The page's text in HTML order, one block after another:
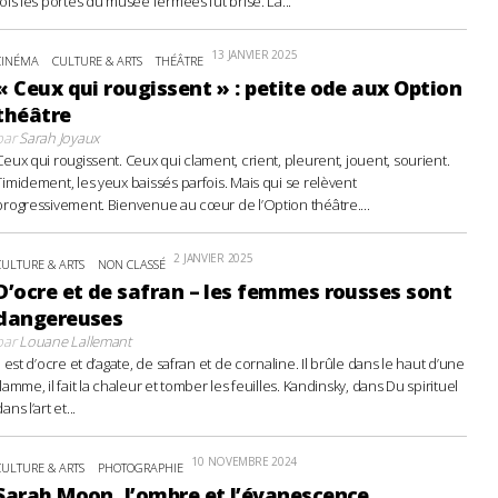
CULTURE & ARTS THÉÂTRE 13 JANVIER 2025
Ceux qui rougissent » : petite ode aux Option
Sarah Joyaux
qui rougissent. Ceux qui clament, crient, pleurent, jouent, sourient.
les yeux baissés parfois. Mais qui se relèvent
Bienvenue au cœur de l’Option théâtre....
& ARTS NON CLASSÉ 2 JANVIER 2025
et de safran – les femmes rousses sont
Louane Lallemant
est d’ocre et d’agate, de safran et de cornaline. Il brûle dans le haut d’une
il fait la chaleur et tomber les feuilles. Kandinsky, dans Du spirituel
l’art et...
& ARTS PHOTOGRAPHIE 10 NOVEMBRE 2024